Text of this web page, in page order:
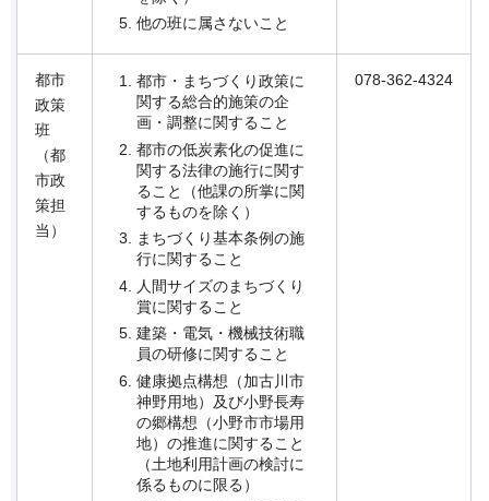
他の班に属さないこと
都市
政策
班
（都
市政
策担
当）
都市・まちづくり政策に
関する総合的施策の企
画・調整に関すること
都市の低炭素化の促進に
関する法律の施行に関す
ること（他課の所掌に関
するものを除く）
まちづくり基本条例の施
行に関すること
人間サイズのまちづくり
賞に関すること
建築・電気・機械技術職
員の研修に関すること
健康拠点構想（加古川市
神野用地）及び小野長寿
の郷構想（小野市市場用
地）の推進に関すること
（土地利用計画の検討に
係るものに限る）
078-362-4324